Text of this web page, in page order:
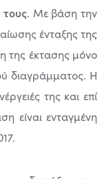
τους. Με βάση την
ένταξης της
της έκτασης μόνο
διαγράμματος. Η
της και επί
είναι ενταγμένη